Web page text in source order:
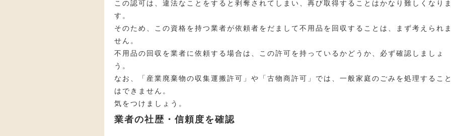
この認可は、違法なことをすると剥奪されてしまい、再び取得することはかなり難しくなり
す。
そのため、この資格を持つ業者が依頼者をだまして不用品を回収することは、まず考えられ
せん。
不用品の回収を業者に依頼する場合は、この許可を持っているかどうか、必ず確認しましょ
う。
なお、「産業廃棄物の収集運搬許可」や「古物商許可」では、一般家庭のごみを処理するこ
はできません。
気をつけましょう。
業者の社歴・信頼度を確認